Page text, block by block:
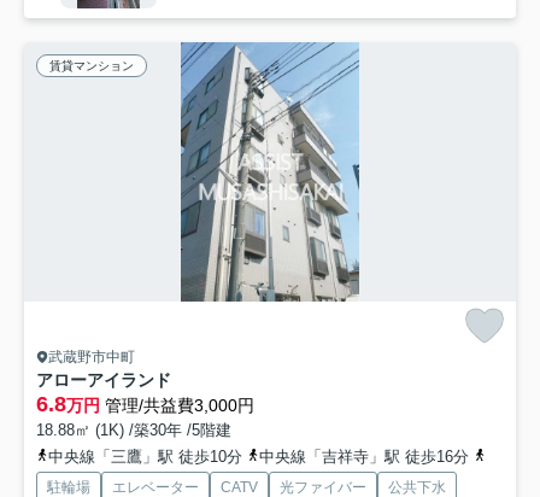
賃貸マンション
武蔵野市中町
アローアイランド
6.8万円 管理/共益費3,000円
18.88㎡ (1K) /築30年 /5階建
中央線「三鷹」駅 徒歩10分
中央線「吉祥寺」駅 徒歩16分
駐輪場 エレベーター CATV 光ファイバー 公共下水